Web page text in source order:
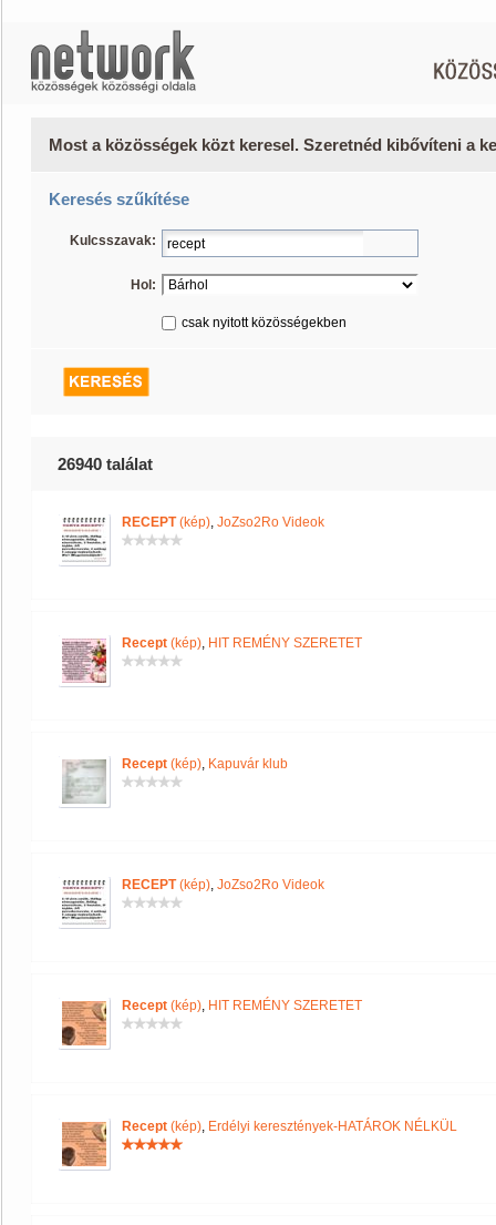
Most a közösségek közt keresel. Szeretnéd kibővíteni a
Keresés szűkítése
Kulcsszavak:
Hol:
csak nyitott közösségekben
26940 találat
RECEPT(kép), JoZso2Ro Videok
Recept (kép), HIT REMÉNY SZERETET
Recept (kép), Kapuvár klub
RECEPT(kép), JoZso2Ro Videok
Recept (kép), HIT REMÉNY SZERETET
Recept (kép), Erdélyi keresztények-HATÁROK NÉLKÜL